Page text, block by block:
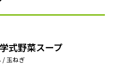
式野菜スープ
/ 玉ねぎ